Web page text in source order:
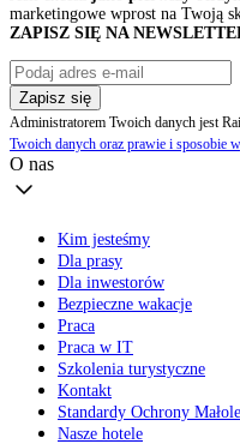
marketingowe wprost na Twoją
ZAPISZ SIĘ NA
Zapisz się
Administratorem Twoich danych jest
Twoich danych oraz prawie i sposobie
O nas
Kim jesteśmy
Dla prasy
Dla inwestorów
Bezpieczne wakacje
Praca
Praca w IT
Szkolenia turystyczne
Kontakt
Standardy Ochrony
Nasze hotele